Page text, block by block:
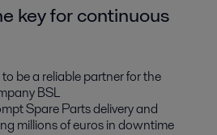
key for continuous
be a reliable partner for the
BSL
Spare Parts delivery and
millions of euros in downtime